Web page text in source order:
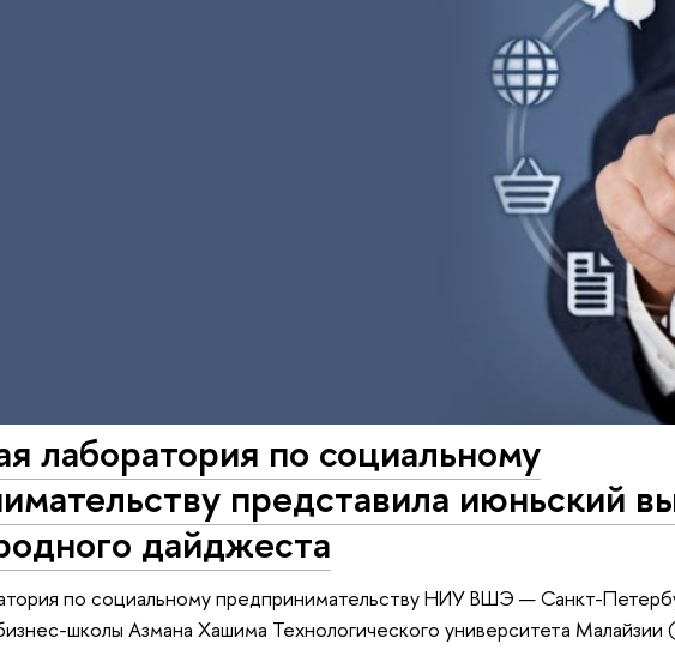
лаборатория по социальному
представила июньский
дайджеста
по социальному предпринимательству НИУ ВШЭ — Санкт-
школы Азмана Хашима Технологического университета Малайзии